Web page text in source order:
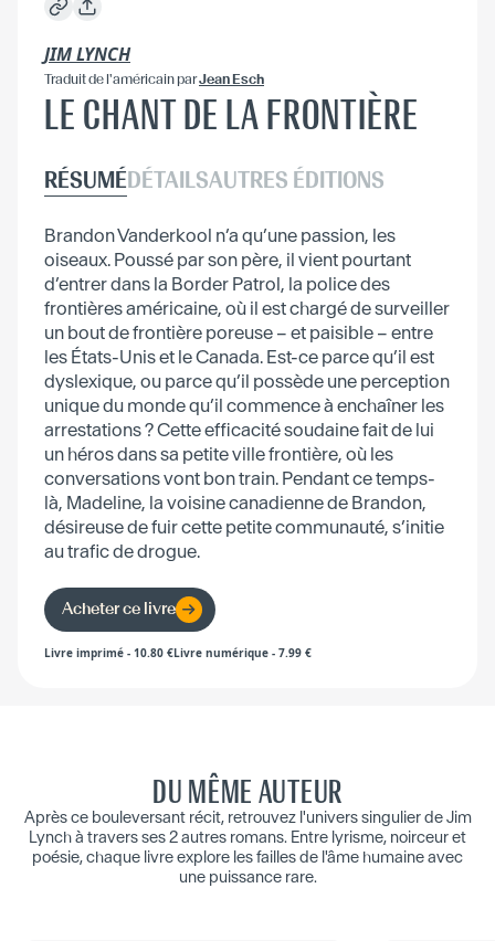
JIM LYNCH
Traduitde l'américainparJean Esch
LE CHANT DE LA FRONTIÈRE
RÉSUMÉDÉTAILSAUTRES ÉDITIONS
Brandon Vanderkool n’a qu’une passion, les
oiseaux. Poussé par son père, il vient pourtant
d’entrer dans la Border Patrol, la police des
frontières américaine, où il est chargé de surveiller
un bout de frontière poreuse – et paisible – entre
les États-Unis et le Canada. Est-ce parce qu’il est
dyslexique, ou parce qu’il possède une perception
unique du monde qu’il commence à enchaîner les
arrestations ? Cette efficacité soudaine fait de lui
un héros dans sa petite ville frontière, où les
conversations vont bon train. Pendant ce temps-
là, Madeline, la voisine canadienne de Brandon,
désireuse de fuir cette petite communauté, s’initie
au trafic de drogue.
Acheter ce livre
Livre imprimé - 10.80 €Livre numérique - 7.99 €
DU MÊME AUTEUR
Après ce bouleversant récit, retrouvez l'univers singulier de Jim
Lynch à travers ses 2 autres romans. Entre lyrisme, noirceur et
poésie, chaque livre explore les failles de l'âme humaine avec
une puissance rare.